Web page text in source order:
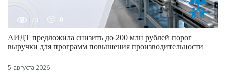
73 0
АИДТ предложила снизить до 200 млн рублей порог
выручки для программ повышения производительности
5 августа 2026